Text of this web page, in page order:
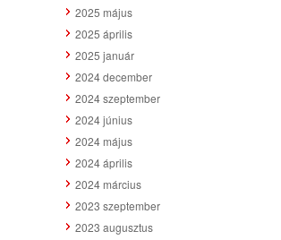
2025 május
2025 április
2025 január
2024 december
2024 szeptember
2024 június
2024 május
2024 április
2024 március
2023 szeptember
2023 augusztus